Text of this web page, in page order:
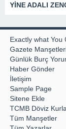
YİNE ADALI
Exactly what You
Gazete
Günlük Burç
Haber Gönder
İletişim
Sample Page
Sitene Ekle
TCMB Döviz
Tüm Manşetler